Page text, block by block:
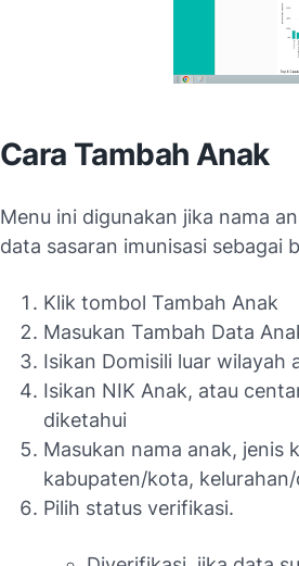
Cara Tambah Anak
Menu ini digunakan jika nama
data sasaran imunisasi sebagai
Klik tombol Tambah Anak
Masukan Tambah Data
Isikan Domisili luar wilayah
Isikan NIK Anak, atau
diketahui
Masukan nama anak, jenis
kabupaten/kota,
Pilih status verifikasi.